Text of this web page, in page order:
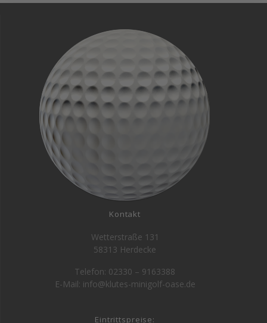
Kontakt
Wetterstraße 131
58313 Herdecke
Telefon: 02330 – 9163388
E-Mail: info@klutes-minigolf-oase.de
Eintrittspreise: